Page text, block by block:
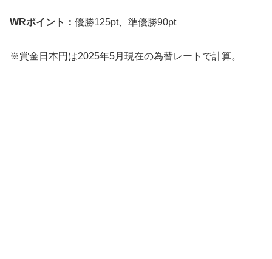
WRポイント： 優勝125pt、準優勝90pt
※賞金日本円は2025年5月現在の為替レートで計算。